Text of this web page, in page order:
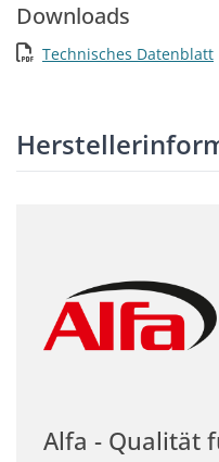
Downloads
Technisches Datenblatt
Alfa - Qualität